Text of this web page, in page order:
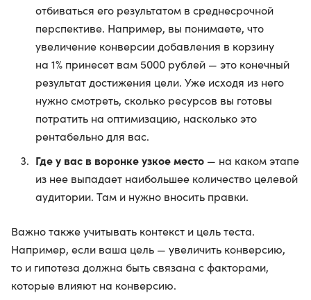
отбиваться его результатом в среднесрочной
перспективе. Например, вы понимаете, что
увеличение конверсии добавления в корзину
на 1% принесет вам 5000 рублей — это конечный
результат достижения цели. Уже исходя из него
нужно смотреть, сколько ресурсов вы готовы
потратить на оптимизацию, насколько это
рентабельно для вас.
Где у вас в воронке узкое место — на каком этапе
из нее выпадает наибольшее количество целевой
аудитории. Там и нужно вносить правки.
Важно также учитывать контекст и цель теста.
Например, если ваша цель — увеличить конверсию,
то и гипотеза должна быть связана с факторами,
которые влияют на конверсию.